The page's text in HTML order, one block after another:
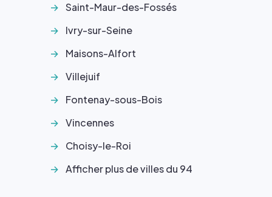
Saint-Maur-des-Fossés
Ivry-sur-Seine
Maisons-Alfort
Villejuif
Fontenay-sous-Bois
Vincennes
Choisy-le-Roi
Afficher plus de villes du 94